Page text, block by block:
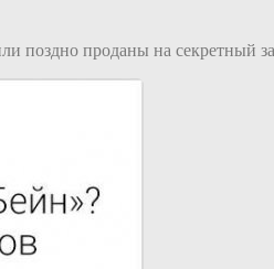
поздно проданы на секретный